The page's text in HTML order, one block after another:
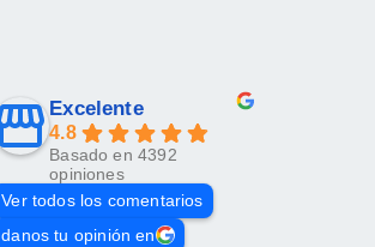
Excelente
4.8
Basado en 4392
opiniones
Ver todos los comentarios
danos tu opinión en